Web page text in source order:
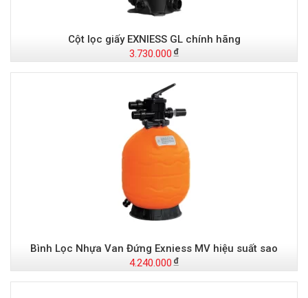
Cột lọc giấy EXNIESS GL chính hãng
3.730.000
Bình Lọc Nhựa Van Đứng Exniess MV hiệu suất sao
4.240.000